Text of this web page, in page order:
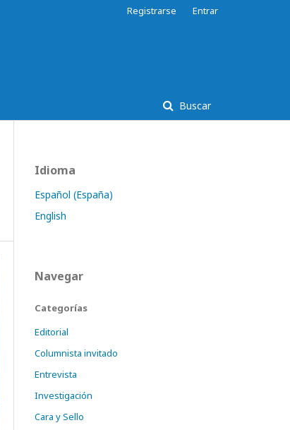
Buscar
Registrarse Entrar
Idioma
Español (España)
English
Navegar
Categorías
Editorial
Columnista invitado
Entrevista
Investigación
Cara y Sello